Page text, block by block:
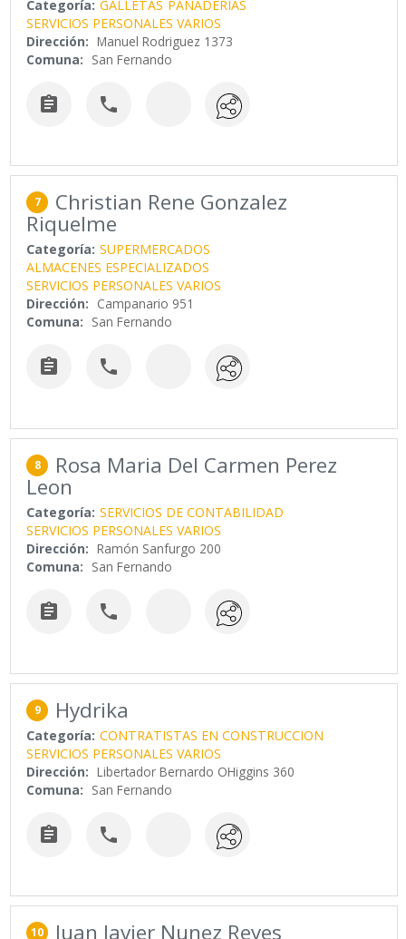
Categoría: GALLETAS PANADERIAS
SERVICIOS PERSONALES VARIOS
Dirección: Manuel Rodriguez 1373
Comuna: San Fernando
 
7 Christian Rene Gonzalez
Riquelme
Categoría: SUPERMERCADOS
ALMACENES ESPECIALIZADOS
SERVICIOS PERSONALES VARIOS
Dirección: Campanario 951
Comuna: San Fernando
 
8 Rosa Maria Del Carmen Perez
Leon
Categoría: SERVICIOS DE CONTABILIDAD
SERVICIOS PERSONALES VARIOS
Dirección: Ramón Sanfurgo 200
Comuna: San Fernando
 
9 Hydrika
Categoría: CONTRATISTAS EN CONSTRUCCION
SERVICIOS PERSONALES VARIOS
Dirección: Libertador Bernardo OHiggins 360
Comuna: San Fernando
 
10 Juan Javier Nunez Reyes